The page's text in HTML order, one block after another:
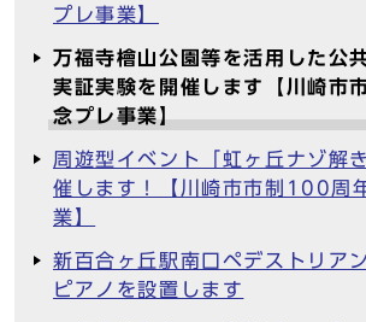
プレ事業】
万福寺檜山公園等を活用した公
実証実験を開催します【川崎市
念プレ事業】
周遊型イベント「虹ヶ丘ナゾ解
催します！【川崎市市制100周
業】
新百合ヶ丘駅南口ペデストリア
ピアノを設置します